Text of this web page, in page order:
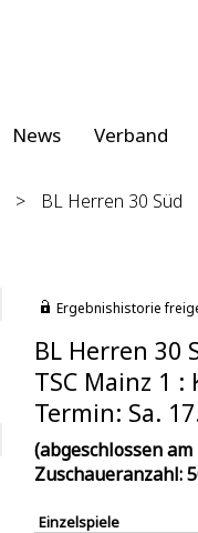
News Verband
> BL Herren 30 Süd
Ergebnishistorie
BL Herren 30
TSC Mainz 1 :
Termin: Sa.
(abgeschlossen am
Zuschaueranzahl:
Einzelspiele